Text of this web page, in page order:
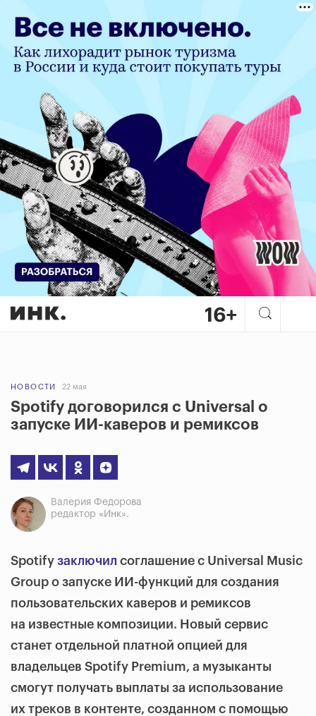
НОВОСТИ 22 мая
Spotify договорился с Universal о
запуске ИИ-каверов и ремиксов
Валерия Федорова
редактор «Инк».
Spotify заключил соглашение с Universal Music
Group о запуске ИИ-функций для создания
пользовательских каверов и ремиксов
на известные композиции. Новый сервис
станет отдельной платной опцией для
владельцев Spotify Premium, а музыканты
смогут получать выплаты за использование
их треков в контенте, созданном с помощью